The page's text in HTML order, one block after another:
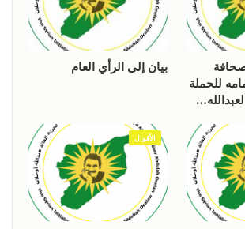
للحملة
بيان إلى الرأي العام
الأقوال